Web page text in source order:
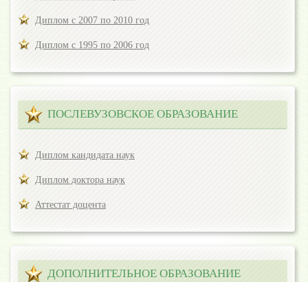
Диплом с 2007 по 2010 год
Диплом с 1995 по 2006 год
ПОСЛЕВУЗОВСКОЕ ОБРАЗОВАНИЕ
Диплом кандидата наук
Диплом доктора наук
Аттестат доцента
ДОПОЛНИТЕЛЬНОЕ ОБРАЗОВАНИЕ